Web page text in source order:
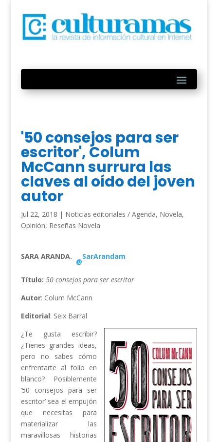
'50 consejos para ser
escritor', Colum
McCann surrura las
claves al oído del joven
autor
Jul 22, 2018 | Noticias editoriales / Agenda, Novela,
Opinión, Reseñas Novela
SARA ARANDA.
@
SarArandam
Título: 50 consejos para ser escritor
Autor: Colum McCann
Editorial: Seix Barral
¿Te gusta escribir?
¿Tienes grandes ideas,
pero no sabes cómo
enfrentarte al folio en
blanco? Posiblemente
’50 consejos para ser
escritor’ sea el empujón
que necesitas para
materializar las
maravillosas historias